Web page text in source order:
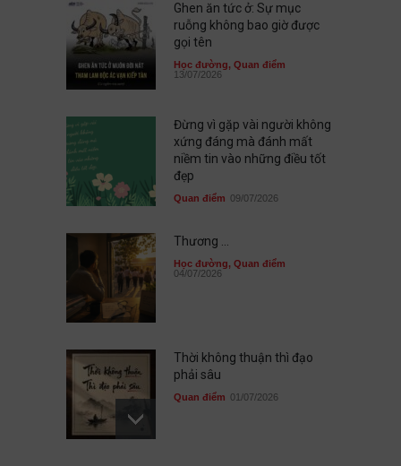
Ghen ăn tức ở: Sự mục
ruỗng không bao giờ được
gọi tên
Học đường, Quan điểm
13/07/2026
Đừng vì gặp vài người không
xứng đáng mà đánh mất
niềm tin vào những điều tốt
đẹp
Quan điểm 09/07/2026
Thương ...
Học đường, Quan điểm
04/07/2026
Thời không thuận thì đạo
phải sâu
Quan điểm 01/07/2026